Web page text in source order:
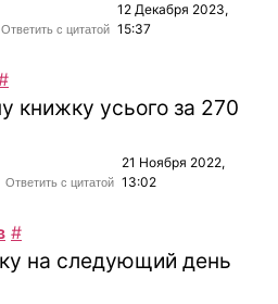
Ответить с цитатой
12 Декабря 2023,
15:37
книжку усього за 270
Ответить с цитатой
21 Ноября 2022,
13:02
#
на следующий день